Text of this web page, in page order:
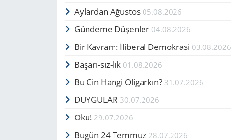
Aylardan Ağustos 05.08.2026
Gündeme Düşenler 04.08.2026
Bir Kavram: İliberal Demokrasi 03.08.2026
Başarı-sız-lık 01.08.2026
Bu Cin Hangi Oligarkın? 31.07.2026
DUYGULAR 30.07.2026
Oku! 29.07.2026
Bugün 24 Temmuz 28.07.2026